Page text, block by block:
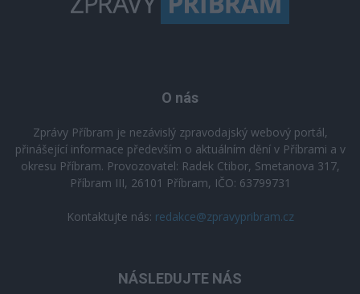
O nás
Zprávy Příbram je nezávislý zpravodajský webový portál,
přinášející informace především o aktuálním dění v Příbrami a v
okresu Příbram. Provozovatel: Radek Ctibor, Smetanova 317,
Příbram III, 26101 Příbram, IČO: 63799731
Kontaktujte nás: redakce@zpravypribram.cz
NÁSLEDUJTE NÁS